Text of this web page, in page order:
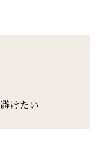
けたい